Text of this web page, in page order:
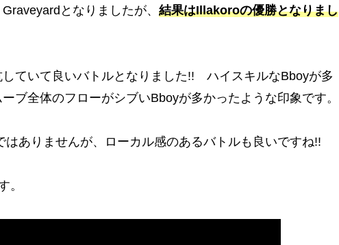
となりましたが、 結果はIllakoroの優勝となりまし
していて良いバトルとなりました!! ハイスキルなBboyが多
ブ全体のフローがシブいBboyが多かったような印象です。
ありませんが、ローカル感のあるバトルも良いですね!!
。